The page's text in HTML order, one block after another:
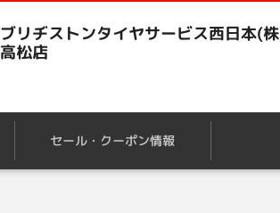
ブリヂストンタイヤサービス西日本(
高松店
セール・クーポン情報